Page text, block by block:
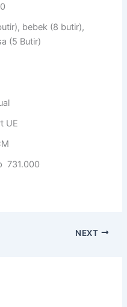
bebek (8 butir),
(5 Butir)
UE
731.000
NEXT